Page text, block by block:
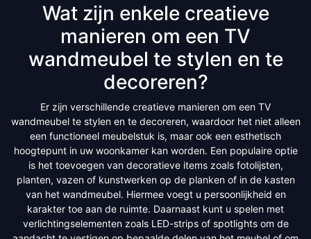
Wat zijn enkele creatieve
manieren om een TV
wandmeubel te stylen en te
decoreren?
Er zijn verschillende creatieve manieren om een TV
wandmeubel te stylen en te decoreren, waardoor het niet alleen
een functioneel meubelstuk is, maar ook een esthetisch
hoogtepunt in uw woonkamer kan worden. Een populaire optie
is het toevoegen van decoratieve items zoals fotolijsten,
planten, vazen of kunstwerken op de planken of in de kasten
van het wandmeubel. Hiermee voegt u persoonlijkheid en
karakter toe aan de ruimte. Daarnaast kunt u spelen met
verlichtingselementen zoals LED-strips of spotlights om de